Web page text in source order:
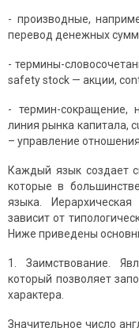
- производные,
перевод денежных
- термины-
safety stock — акции,
- термин-сокращение,
линия рынка капитала,
– управление
Каждый язык создает
которые в
языка.
зависит от
Ниже приведены
1. Заимствование.
который позволяет
характера.
Значительное число